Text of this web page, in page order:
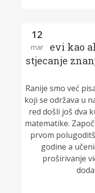
12
mar
Kursevi kao
stjecanje
Ranije smo već
koji se održava u
red došli još dva
matematike.
prvom
godine a
proširivanje